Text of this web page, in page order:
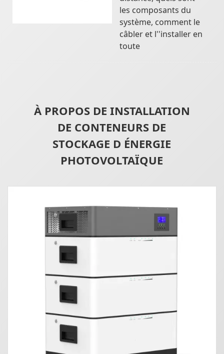
les composants du
système, comment le
câbler et l''installer en
toute
À PROPOS DE INSTALLATION
DE CONTENEURS DE
STOCKAGE D ÉNERGIE
PHOTOVOLTAÏQUE